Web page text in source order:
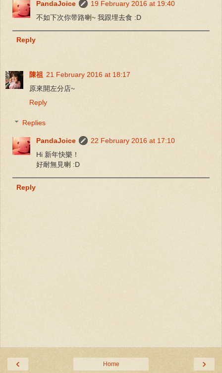
PandaJoice
19 February 2016 at 19:40
不如下次你带路喇~ 我跟埋去食 :D
Reply
陳祖
21 February 2016 at 18:17
原來開左分店~
Reply
Replies
PandaJoice
22 February 2016 at 17:10
Hi 新年快樂！
好耐無見喇 :D
Reply
‹ ›
Home